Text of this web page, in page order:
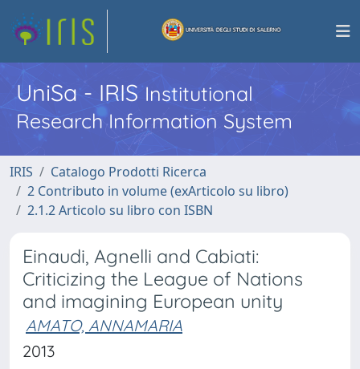
UniSa - IRISInstitutional
Research Information System
IRIS
Catalogo Prodotti Ricerca
2 Contributo in volume (exArticolo su libro)
2.1.2 Articolo su libro con ISBN
Einaudi, Agnelli and Cabiati:
Criticizing the League of Nations
and imagining European unity
AMATO, ANNAMARIA
2013